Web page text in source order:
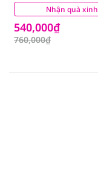
Nhận quà xinh
540,000₫
760,000₫
(1)